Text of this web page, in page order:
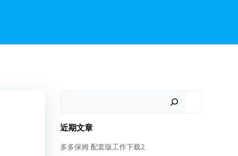
近期文章
多多保姆 配套版工作下载2